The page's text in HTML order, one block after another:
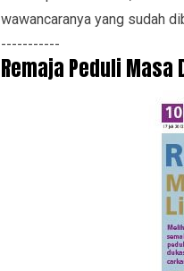
wawancaranya yang sudah
-----------
Remaja Peduli Masa